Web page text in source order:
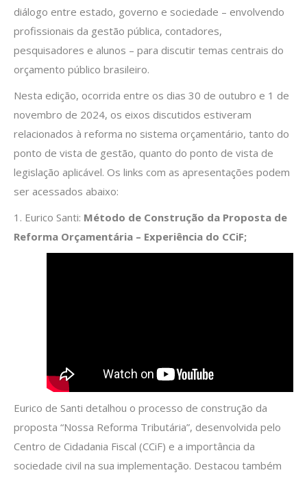
diálogo entre estado, governo e sociedade – envolvendo
profissionais da gestão pública, contadores,
pesquisadores e alunos – para discutir temas centrais do
orçamento público brasileiro.
Nesta edição, ocorrida entre os dias 30 de outubro e 1 de
novembro de 2024, os eixos discutidos estiveram
relacionados à reforma no sistema orçamentário, tanto do
ponto de vista de gestão, quanto do ponto de vista de
legislação aplicável. Os links com as apresentações podem
ser acessados abaixo:
1. Eurico Santi: Método de Construção da Proposta de
Reforma Orçamentária – Experiência do CCiF;
Eurico de Santi detalhou o processo de construção da
proposta “Nossa Reforma Tributária”, desenvolvida pelo
Centro de Cidadania Fiscal (CCiF) e a importância da
sociedade civil na sua implementação. Destacou também